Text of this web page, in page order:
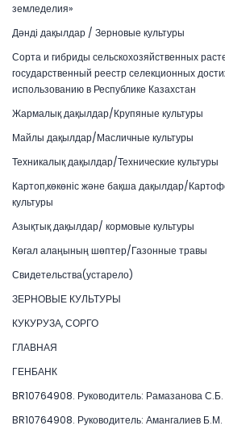
земледелия»
Дәнді дақылдар / Зерновые культуры
Сорта и гибриды сельскохозяйственных
государственный реестр селекционных
использованию в Республике Казахстан
Жармалық дақылдар/Крупяные культуры
Майлы дақылдар/Масличные культуры
Техникалық дақылдар/Технические культуры
Картоп,көкөніс және бақша дақылдар/
культуры
Азықтық дақылдар/ кормовые культуры
Көгал алаңының шөптер/Газонные травы
Свидетельства(устарело)
ЗЕРНОВЫЕ КУЛЬТУРЫ
КУКУРУЗА, СОРГО
ГЛАВНАЯ
ГЕНБАНК
BR10764908. Руководитель: Рамазанова С.Б.
BR10764908. Руководитель: Амангалиев Б.М.